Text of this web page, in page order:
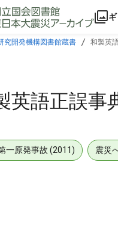
究開発機構図書館蔵書 和製英
英語正誤事
一原発事故 (2011) 震災